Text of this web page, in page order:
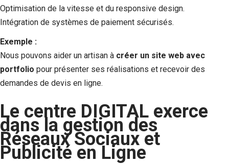
Optimisation de la vitesse et du responsive design.
Intégration de systèmes de paiement sécurisés.
Exemple :
Nous pouvons aider un artisan à créer un site web avec
portfolio pour présenter ses réalisations et recevoir des
demandes de devis en ligne.
Le centre DIGITAL exerce
dans la gestion des
Réseaux Sociaux et
Publicité en Ligne